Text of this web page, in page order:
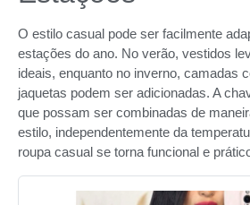
O estilo casual pode ser facilmente
estações do ano. No verão, vestidos
ideais, enquanto no inverno, camadas
jaquetas podem ser adicionadas. A
que possam ser combinadas de
estilo, independentemente da
roupa casual se torna funcional e